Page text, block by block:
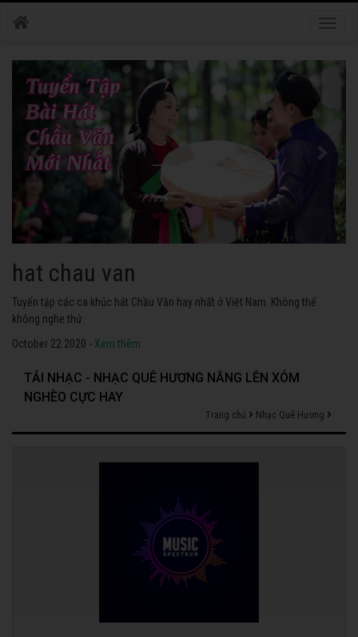
hat chau van
Tuyển tập các ca khúc hát Chầu Văn hay nhất ở Việt Nam. Không thể
không nghe thử.
October 22 2020 - Xem thêm
TẢI NHẠC - NHẠC QUÊ HƯƠNG NẮNG LÊN XÓM
NGHÈO CỰC HAY
Trang chủ Nhạc Quê Hương